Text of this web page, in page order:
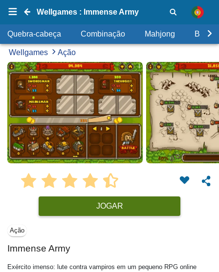
Wellgames : Immense Army
Quebra-cabeça Combinação Mahjong Bolhas
Wellgames Ação
JOGAR
Ação
Immense Army
Exército imenso: lute contra vampiros em um pequeno RPG online